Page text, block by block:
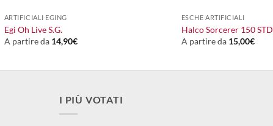
ARTIFICIALI EGING
Egi Oh Live S.G.
A partire da 14,90€
ESCHE ARTIFICIALI
Halco Sorcerer 150 STD
A partire da 15,00€
I PIÙ VOTATI